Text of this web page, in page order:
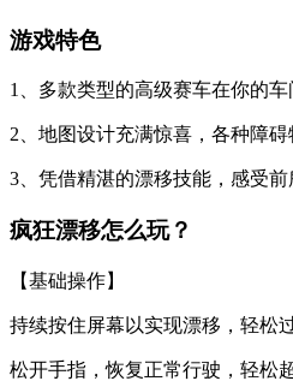
游戏特色
1、多款类型的高级赛车在你的
2、地图设计充满惊喜，各种障
3、凭借精湛的漂移技能，感受
疯狂漂移怎么玩？
【基础操作】
持续按住屏幕以实现漂移，轻松过
松开手指，恢复正常行驶，轻松